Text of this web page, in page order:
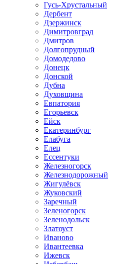
Гусь-Хрустальный
Дербент
Дзержинск
Димитровград
Дмитров
Долгопрудный
Домодедово
Донецк
Донской
Дубна
Духовщина
Евпатория
Егорьевск
Ейск
Екатеринбург
Елабуга
Елец
Ессентуки
Железногорск
Железнодорожный
Жигулёвск
Жуковский
Заречный
Зеленогорск
Зеленодольск
Златоуст
Иваново
Ивантеевка
Ижевск